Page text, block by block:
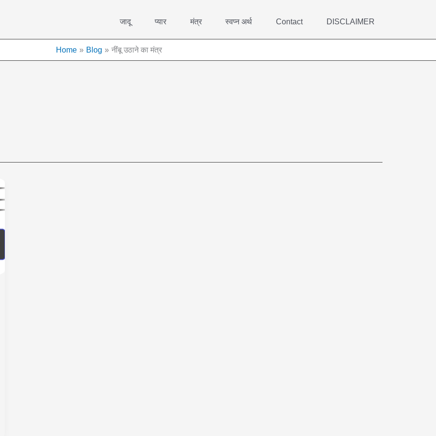
जादू प्यार मंत्र स्वप्न अर्थ Contact DISCLAIMER
Home Blog नींबू उठाने का मंत्र